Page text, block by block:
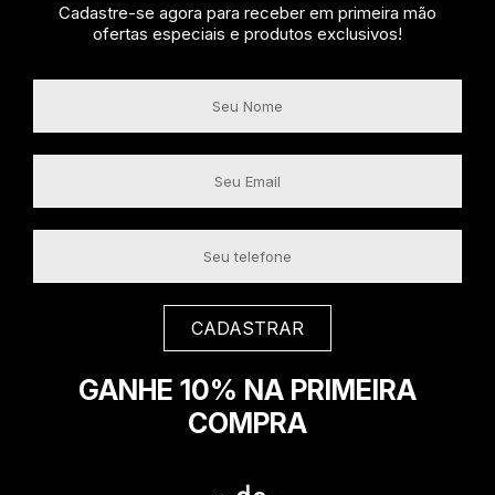
Cadastre-se agora para receber em primeira mão
ofertas especiais e produtos exclusivos!
GANHE 10% NA PRIMEIRA
COMPRA